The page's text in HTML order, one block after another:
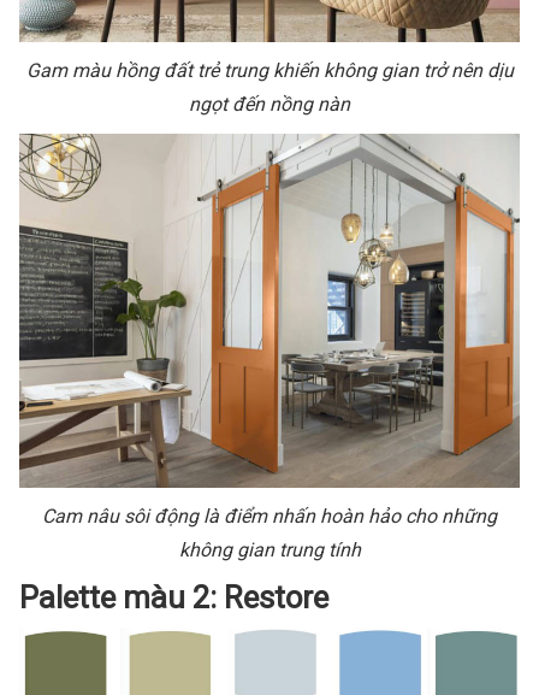
Gam màu hồng đất trẻ trung khiến không gian trở nên dịu
ngọt đến nồng nàn
Cam nâu sôi động là điểm nhấn hoàn hảo cho những
không gian trung tính
Palette màu 2: Restore